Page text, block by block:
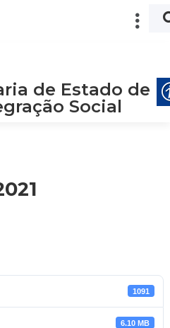
de Estado de
Social
1091
6.10 MB